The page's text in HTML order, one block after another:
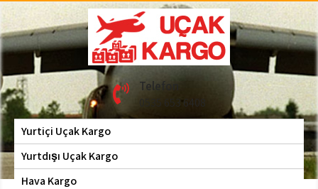
Skip
to
content
Hava Kargo | Acil Kargo
| 0535 653 6408
Uçak Kargo Telefon
0535 653 6408
Yurtiçi Uçak Kargo
Yurtdışı Uçak Kargo
Hava Kargo